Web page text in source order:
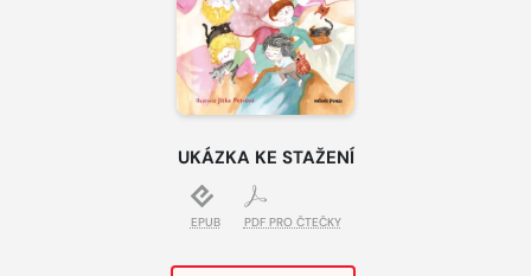
UKÁZKA KE STAŽENÍ
EPUB PDF PRO ČTEČKY